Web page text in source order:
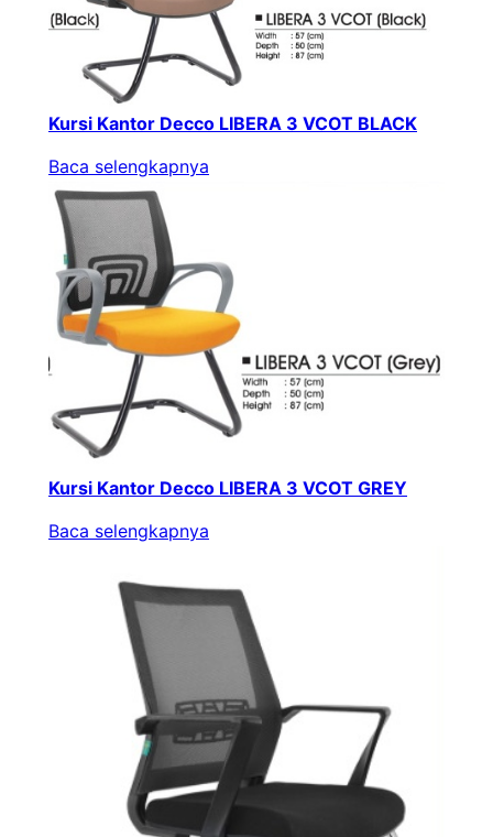
Kursi Kantor Decco LIBERA 3 VCOT BLACK
Baca selengkapnya
Kursi Kantor Decco LIBERA 3 VCOT GREY
Baca selengkapnya